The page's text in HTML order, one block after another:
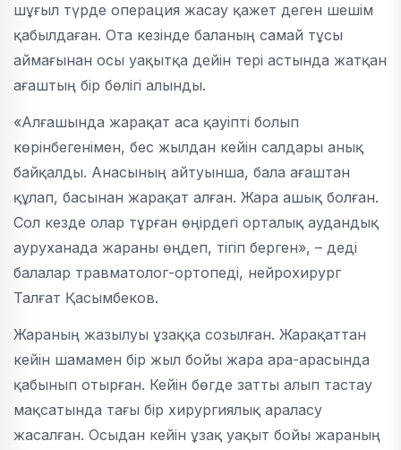
шұғыл түрде операция жасау қажет деген шешім
қабылдаған. Ота кезінде баланың самай тұсы
аймағынан осы уақытқа дейін тері астында жатқан
ағаштың бір бөлігі алынды.
«Алғашында жарақат аса қауіпті болып
көрінбегенімен, бес жылдан кейін салдары анық
байқалды. Анасының айтуынша, бала ағаштан
құлап, басынан жарақат алған. Жара ашық болған.
Сол кезде олар тұрған өңірдегі орталық аудандық
ауруханада жараны өңдеп, тігіп берген», – деді
балалар травматолог-ортопеді, нейрохирург
Талғат Қасымбеков.
Жараның жазылуы ұзаққа созылған. Жарақаттан
кейін шамамен бір жыл бойы жара ара-арасында
қабынып отырған. Кейін бөгде затты алып тастау
мақсатында тағы бір хирургиялық араласу
жасалған. Осыдан кейін ұзақ уақыт бойы жараның